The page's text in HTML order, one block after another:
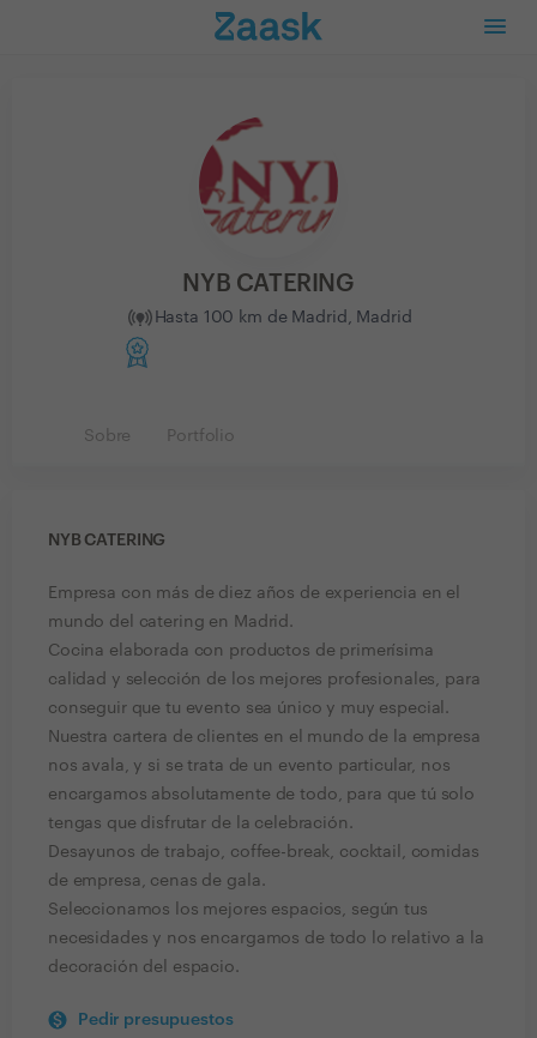
NYB CATERING
Hasta 100 km de Madrid, Madrid
Sobre Portfolio
NYB CATERING
Empresa con más de diez años de experiencia en el
mundo del catering en Madrid.
Cocina elaborada con productos de primerísima
calidad y selección de los mejores profesionales, para
conseguir que tu evento sea único y muy especial.
Nuestra cartera de clientes en el mundo de la empresa
nos avala, y si se trata de un evento particular, nos
encargamos absolutamente de todo, para que tú solo
tengas que disfrutar de la celebración.
Desayunos de trabajo, coffee-break, cocktail, comidas
de empresa, cenas de gala.
Seleccionamos los mejores espacios, según tus
necesidades y nos encargamos de todo lo relativo a la
decoración del espacio.
Pedir presupuestos